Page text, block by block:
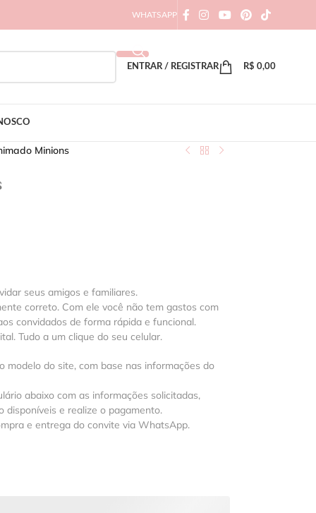
WHATSAPP
ENTRAR / REGISTRAR R$ 0,00
Minions
seus amigos e familiares.
correto. Com ele você não tem gastos com
convidados de forma rápida e funcional.
Tudo a um clique do seu celular.
modelo do site, com base nas informações do
abaixo com as informações solicitadas,
disponíveis e realize o pagamento.
e entrega do convite via WhatsApp.